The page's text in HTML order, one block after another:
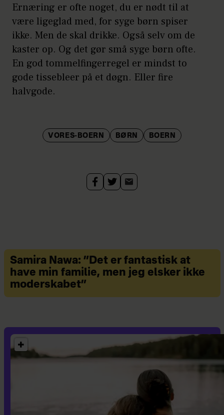
Ernæring er ofte noget, du er nødt til at
være ligeglad med, for syge børn spiser
ikke. Men de skal drikke. Også selv om de
kaster op. Og det gør små syge børn ofte.
En god tommelfingerregel er mindst to
gode tissebleer på et døgn. Eller fire
halvgode.
VORES-BOERN BØRN BOERN
Samira Nawa: ”Det er fantastisk at
have min familie, men jeg elsker ikke
moderskabet”